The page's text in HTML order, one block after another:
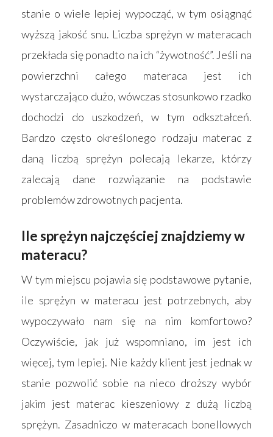
stanie o wiele lepiej wypocząć, w tym osiągnąć
wyższą jakość snu. Liczba sprężyn w materacach
przekłada się ponadto na ich “żywotność”. Jeśli na
powierzchni całego materaca jest ich
wystarczająco dużo, wówczas stosunkowo rzadko
dochodzi do uszkodzeń, w tym odkształceń.
Bardzo często określonego rodzaju materac z
daną liczbą sprężyn polecają lekarze, którzy
zalecają dane rozwiązanie na podstawie
problemów zdrowotnych pacjenta.
Ile sprężyn najczęściej znajdziemy w
materacu?
W tym miejscu pojawia się podstawowe pytanie,
ile sprężyn w materacu jest potrzebnych, aby
wypoczywało nam się na nim komfortowo?
Oczywiście, jak już wspomniano, im jest ich
więcej, tym lepiej. Nie każdy klient jest jednak w
stanie pozwolić sobie na nieco droższy wybór
jakim jest materac kieszeniowy z dużą liczbą
sprężyn. Zasadniczo w materacach bonellowych
Strona główna
Produkty
Materace
Łóżka
Akcesoria
Wyszukiwarka
Blog
Kontakt